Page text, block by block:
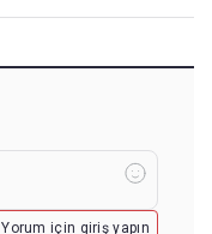
Yorum için giriş yapın